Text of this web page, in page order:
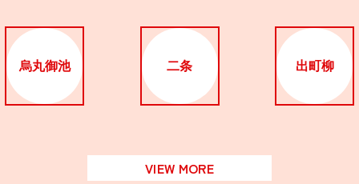
烏丸御池 二条 出町柳
VIEW MORE